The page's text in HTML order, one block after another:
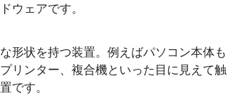
ウェアです。
形状を持つ装置。例えばパソコン本体も
リンター、複合機といった目に見えて触
です。